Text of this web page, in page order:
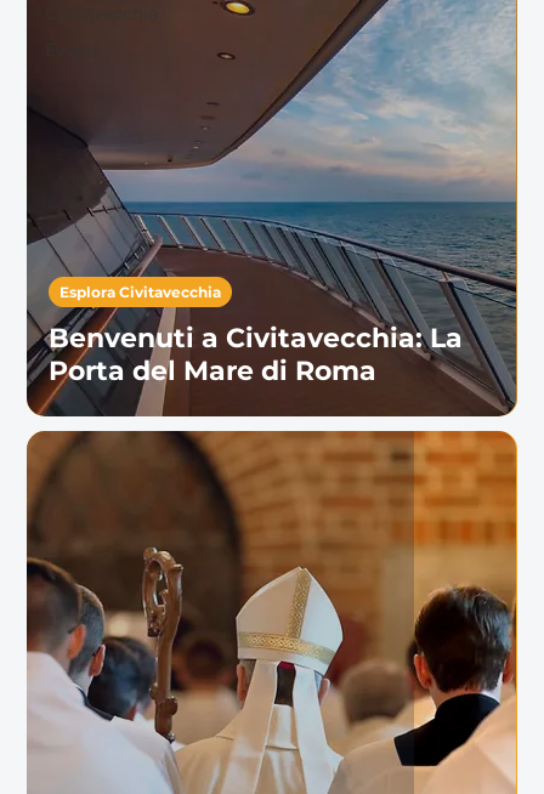
Benvenuti a Civitavecchia: La
Porta del Mare di Roma
Esplora Civitavecchia